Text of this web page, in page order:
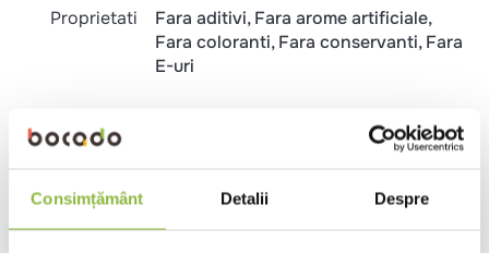
Consimțământ Detalii Despre
Proprietati
Fara aditivi Fara arome artificiale
Fara coloranti Fara conservanti Fara
E-uri
Metode de preparare
9 minute: